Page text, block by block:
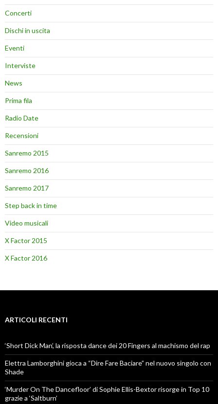
Concerti
Dischi in uscita
Eventi
Interviste
News
Prima fila
Radio Date
Recensioni
Sanremo 2015
Sanremo 2016
Sanremo 2017
Step back in time
Video musicali
X Factor 2015
X Factor 2016
ARTICOLI RECENTI
‘Short Dick Man’, la risposta dance dei 20 Fingers al machismo del rap
Elettra Lamborghini gioca a “Dire Fare Baciare” nel nuovo singolo con
Shade
‘Murder On The Dancefloor’ di Sophie Ellis-Bextor risorge in Top 10
grazie a ‘Saltburn’